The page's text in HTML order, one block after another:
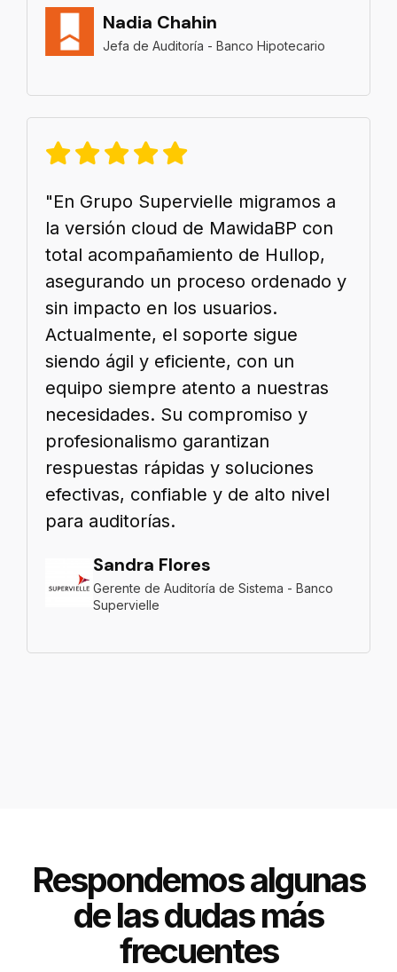
Nadia Chahin
Jefa de Auditoría - Banco Hipotecario
"En Grupo Supervielle migramos a
la versión cloud de MawidaBP con
total acompañamiento de Hullop,
asegurando un proceso ordenado y
sin impacto en los usuarios.
Actualmente, el soporte sigue
siendo ágil y eficiente, con un
equipo siempre atento a nuestras
necesidades. Su compromiso y
profesionalismo garantizan
respuestas rápidas y soluciones
efectivas, confiable y de alto nivel
para auditorías.
Sandra Flores
Gerente de Auditoría de Sistema - Banco
Supervielle
Respondemos algunas
de las dudas más
frecuentes